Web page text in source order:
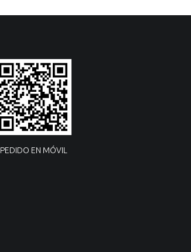
PEDIDO EN MÓVIL